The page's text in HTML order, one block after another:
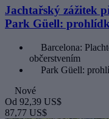
Jachtařský zážitek
Park Güell:
Barcelona:
občerstvením
Park Güell:
Nové
Od 92,39 US$
87,77 US$